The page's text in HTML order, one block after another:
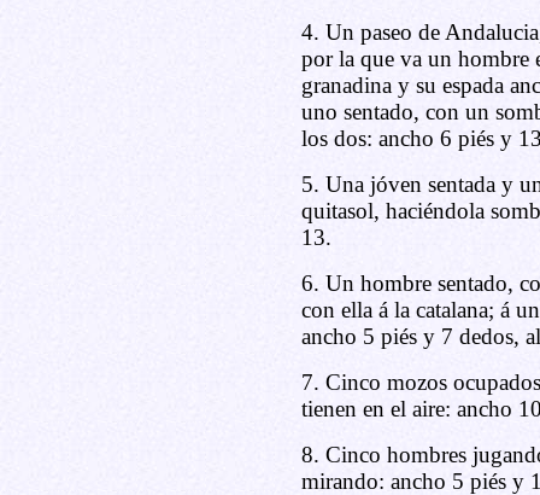
4. Un paseo de
por la que va un hombre
granadina y su espada
uno sentado, con un
los dos: ancho 6 piés y
5. Una jóven sentada y
quitasol, haciéndola
13.
6. Un hombre sentado,
con ella á la catalana; á
ancho 5 piés y 7 dedos,
7. Cinco mozos
tienen en el aire: ancho
8. Cinco hombres
mirando: ancho 5 piés y